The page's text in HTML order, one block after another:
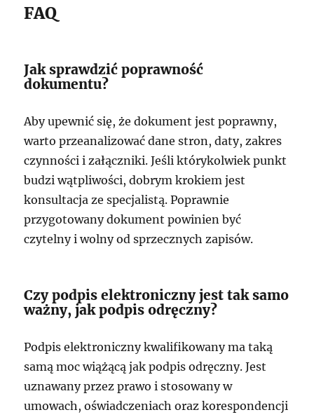
FAQ
Jak sprawdzić poprawność
dokumentu?
Aby upewnić się, że dokument jest poprawny,
warto przeanalizować dane stron, daty, zakres
czynności i załączniki. Jeśli którykolwiek punkt
budzi wątpliwości, dobrym krokiem jest
konsultacja ze specjalistą. Poprawnie
przygotowany dokument powinien być
czytelny i wolny od sprzecznych zapisów.
Czy podpis elektroniczny jest tak samo
ważny, jak podpis odręczny?
Podpis elektroniczny kwalifikowany ma taką
samą moc wiążącą jak podpis odręczny. Jest
uznawany przez prawo i stosowany w
umowach, oświadczeniach oraz korespondencji